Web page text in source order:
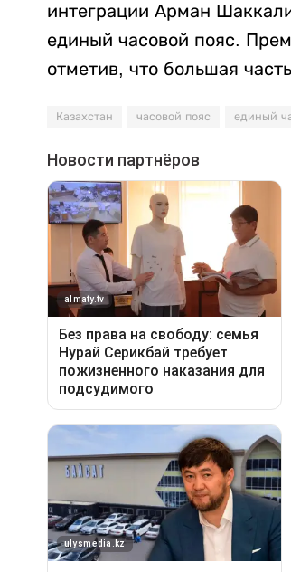
интеграции Арман
единый часовой пояс.
отметив, что большая
Казахстан часовой пояс единый